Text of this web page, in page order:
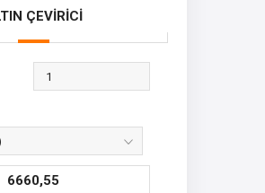
ÇEVİRİCİ
6660,55